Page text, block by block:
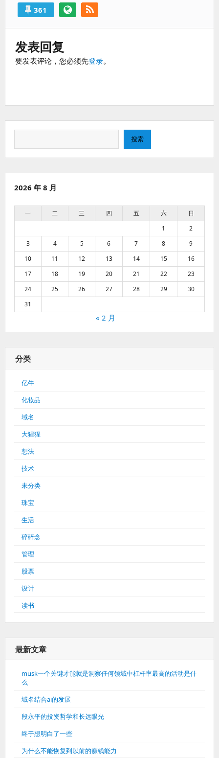
361
发表回复
要发表评论，您必须先登录。
搜索
2026 年 8 月
一 二 三 四 五 六
日
1
2
3
4 5 6 7 8
9
10
11 12 13 14 15
16
17
18 19 20 21 22
23
24
25 26 27 28 29
30
31
« 2 月
分类
亿牛
化妆品
域名
大猩猩
想法
技术
未分类
珠宝
生活
碎碎念
管理
股票
设计
读书
最新文章
musk一个关键才能就是洞察任何领域中杠杆率最高的活动是什
么
域名结合ai的发展
段永平的投资哲学和长远眼光
终于想明白了一些
为什么不能恢复到以前的赚钱能力